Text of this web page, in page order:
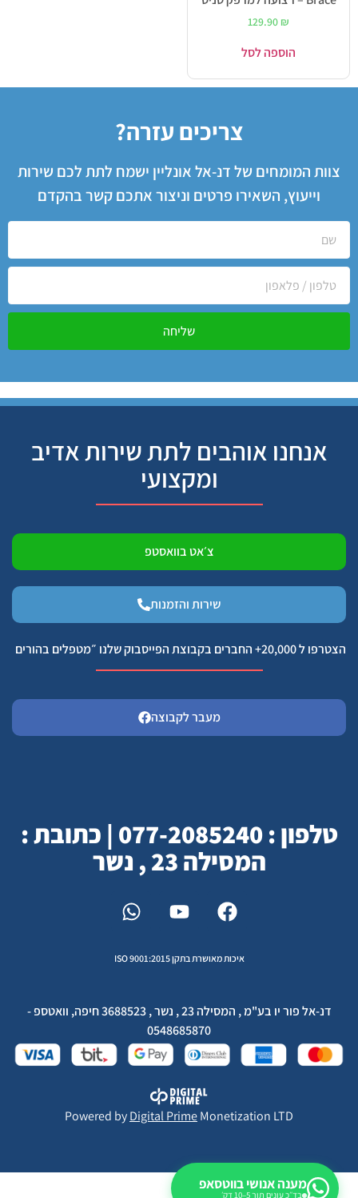
129.90 ₪
הוספה לסל
צריכים עזרה?
צוות המומחים של דנ-אל אונליין ישמח לתת לכם שירות
וייעוץ, השאירו פרטים וניצור אתכם קשר בהקדם
שליחה
אנחנו אוהבים לתת שירות אדיב
ומקצועי
צ׳אט בוואסטפ
שירות והזמנות
הצטרפו ל 20,000+ החברים בקבוצת הפייסבוק שלנו ״מטפלים בהורים
מעבר לקבוצה
טלפון : 077-2085240 | כתובת :
המסילה 23 , נשר
איכות מאושרת בתקן ISO 9001:2015
דנ-אל פור יו בע"מ , המסילה 23 , נשר , 3688523 חיפה, וואטספ -
0548685870
Powered byDigital PrimeMonetization LTD
מענה אנושי בווטסאפ
בד״כ עונים תוך 5–10 דק׳